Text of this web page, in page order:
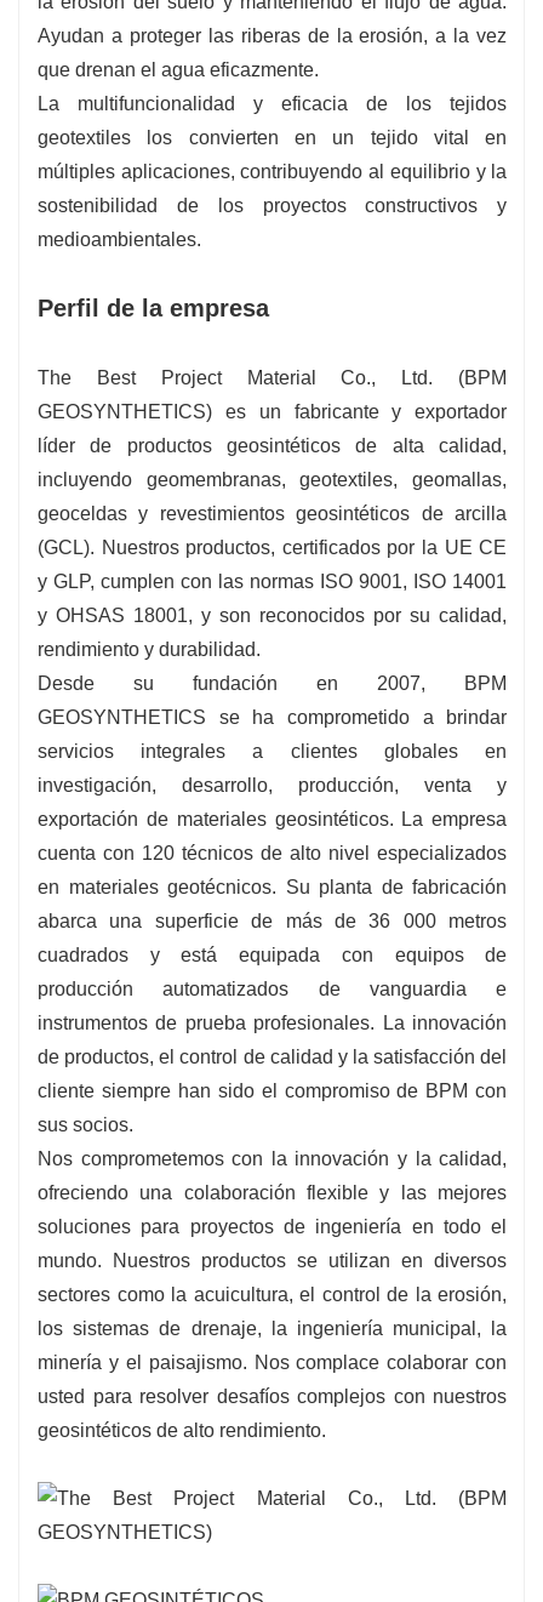
Ayudan a proteger las riberas de la erosión, a la vez
que drenan el agua eficazmente.
La multifuncionalidad y eficacia de los tejidos
geotextiles los convierten en un tejido vital en
múltiples aplicaciones, contribuyendo al equilibrio y la
sostenibilidad de los proyectos constructivos y
medioambientales.
Perfil de la empresa
The Best Project Material Co., Ltd. (BPM
GEOSYNTHETICS) es un fabricante y exportador
líder de productos geosintéticos de alta calidad,
incluyendo geomembranas, geotextiles, geomallas,
geoceldas y revestimientos geosintéticos de arcilla
(GCL). Nuestros productos, certificados por la UE CE
y GLP, cumplen con las normas ISO 9001, ISO 14001
y OHSAS 18001, y son reconocidos por su calidad,
rendimiento y durabilidad.
Desde su fundación en 2007, BPM
GEOSYNTHETICS se ha comprometido a brindar
servicios integrales a clientes globales en
investigación, desarrollo, producción, venta y
exportación de materiales geosintéticos. La empresa
cuenta con 120 técnicos de alto nivel especializados
en materiales geotécnicos. Su planta de fabricación
abarca una superficie de más de 36 000 metros
cuadrados y está equipada con equipos de
producción automatizados de vanguardia e
instrumentos de prueba profesionales. La innovación
de productos, el control de calidad y la satisfacción del
cliente siempre han sido el compromiso de BPM con
sus socios.
Nos comprometemos con la innovación y la calidad,
ofreciendo una colaboración flexible y las mejores
soluciones para proyectos de ingeniería en todo el
mundo. Nuestros productos se utilizan en diversos
sectores como la acuicultura, el control de la erosión,
los sistemas de drenaje, la ingeniería municipal, la
minería y el paisajismo. Nos complace colaborar con
usted para resolver desafíos complejos con nuestros
geosintéticos de alto rendimiento.